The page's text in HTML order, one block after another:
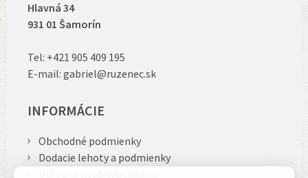
Hlavná 34
931 01 Šamorín
Tel: +421 905 409 195
E-mail: gabriel@ruzenec.sk
INFORMÁCIE
Obchodné podmienky
Dodacie lehoty a podmienky